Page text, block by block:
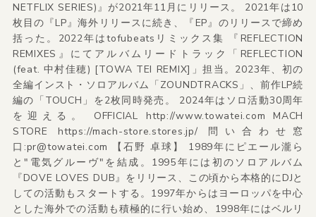
NETFLIX SERIES)』が2021年11月にリリース。 2021年は10
枚目の『LP』海外リリースに続き、『EP』のリリースで締め
括った。2022年はtofubeatsリミックス集 『REFLECTION
REMIXES』にてアルバムリードトラック「REFLECTION
(feat. 中村佳穂) [TOWA TEI REMIX]」担当。2023年、初の
全編インスト・ソロアルバム「ZOUNDTRACKS」、前作LP続
編の「TOUCH」を2枚同時発売。 2024年はソロ活動30周年
を迎える。 OFFICIAL http://www.towatei.com MACH
STORE https://mach-store.stores.jp/ 問い合わせ窓
口:pr@towatei.com 【石野 卓球】 1989年にピエール瀧ら
と"電気グルーヴ"を結成。1995年には初のソロアルバム
『DOVE LOVES DUB』をリリース、この頃から本格的にDJと
しての活動もスタートする。1997年からはヨーロッパを中心
とした海外での活動も積極的に行い始め、1998年にはベルリ